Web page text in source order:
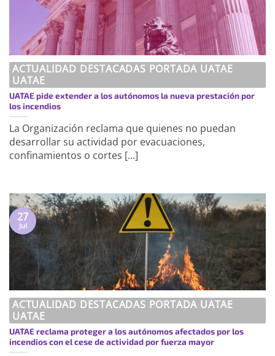
ACTUALIDAD DESTACADAS PORTADA UATAE
UATAE
UATAE pide extender a los autónomos la nueva prestación por
los incendios
La Organización reclama que quienes no puedan
desarrollar su actividad por evacuaciones,
confinamientos o cortes [...]
ACTUALIDAD DESTACADAS PORTADA UATAE
UATAE
UATAE reclama proteger a los autónomos afectados por los
incendios con el cese de actividad por fuerza mayor
27
Jul